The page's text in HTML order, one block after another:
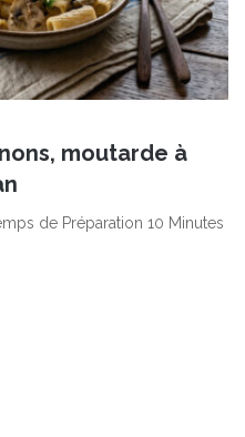
moutarde à
de Préparation 10 Minutes